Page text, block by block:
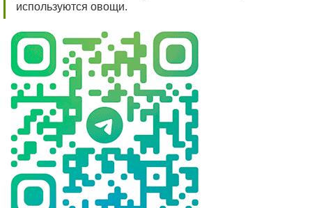
используются овощи.